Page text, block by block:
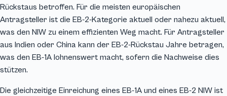
Rückstaus betroffen. Für die meisten europäischen
Antragsteller ist die EB-2-Kategorie aktuell oder nahezu aktuell,
was den NIW zu einem effizienten Weg macht. Für Antragsteller
aus Indien oder China kann der EB-2-Rückstau Jahre betragen,
was den EB-1A lohnenswert macht, sofern die Nachweise dies
stützen.
Die gleichzeitige Einreichung eines EB-1A und eines EB-2 NIW ist